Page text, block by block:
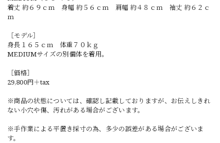
着丈 約６９ｃｍ 身幅 約５６ｃｍ 肩幅 約４８ｃｍ 袖丈 約６２ｃ
ｍ
［モデル］
身長１６５ｃｍ 体重７０ｋｇ
MEDIUMサイズの別個体を着用。
［価格］
29,800円＋tax
※商品の状態については、確認し記載しておりますが、お伝えしきれ
ない小穴や傷、汚れがある場合がございます。
※手作業による平置き採寸の為、多少の誤差がある場合がございま
す。